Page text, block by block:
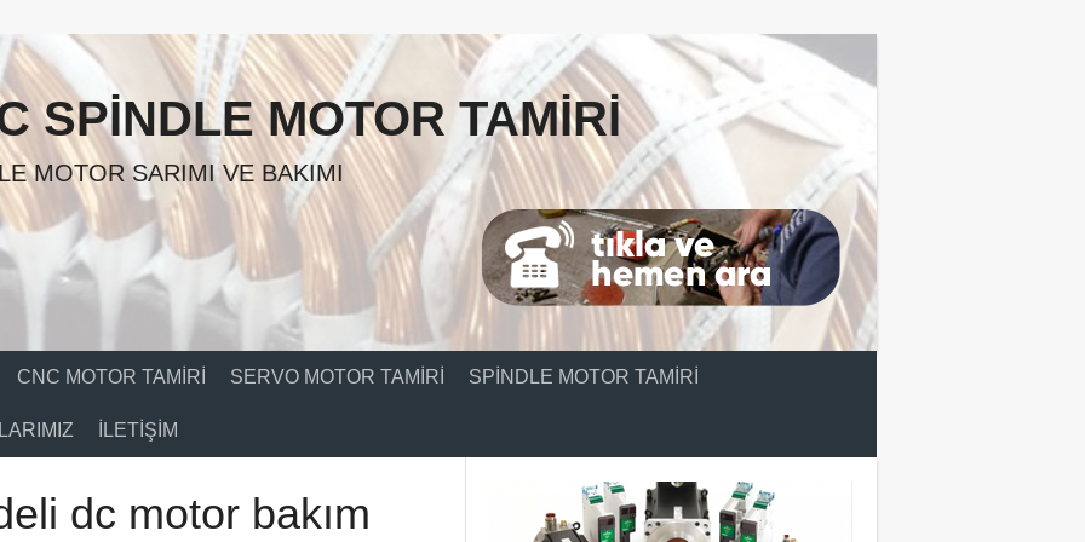
SPINDLE MOTOR TAMIRI
MOTOR SARIMI VE BAKIMI
CNC MOTOR TAMIRI SERVO MOTOR TAMIRI SPINDLE MOTOR TAMIRI
İLETIŞIM
dc motor bakım